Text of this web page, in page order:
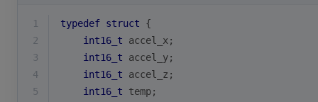
1 typedef struct {
2
int16_t accel_x;
3
int16_t accel_y;
4
int16_t accel_z;
5
int16_t temp;